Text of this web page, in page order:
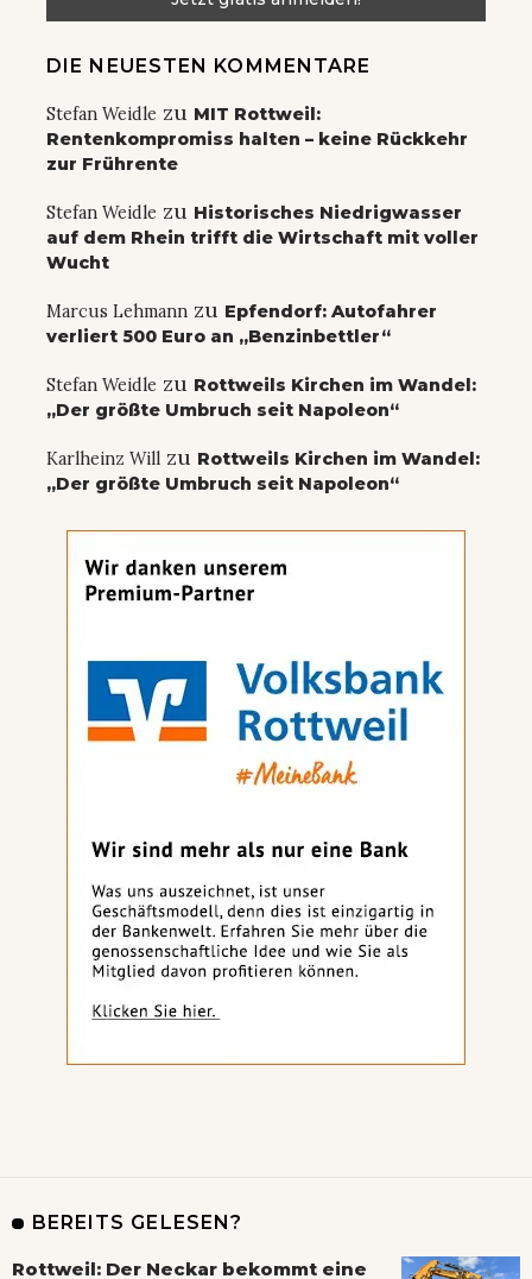
DIE NEUESTEN KOMMENTARE
Stefan Weidle zu MIT Rottweil:
Rentenkompromiss halten – keine Rückkehr
zur Frührente
Stefan Weidle zu Historisches Niedrigwasser
auf dem Rhein trifft die Wirtschaft mit voller
Wucht
Marcus Lehmann zu Epfendorf: Autofahrer
verliert 500 Euro an „Benzinbettler“
Stefan Weidle zu Rottweils Kirchen im Wandel:
„Der größte Umbruch seit Napoleon“
Karlheinz Will zu Rottweils Kirchen im Wandel:
„Der größte Umbruch seit Napoleon“
BEREITS GELESEN?
Rottweil: Der Neckar bekommt eine